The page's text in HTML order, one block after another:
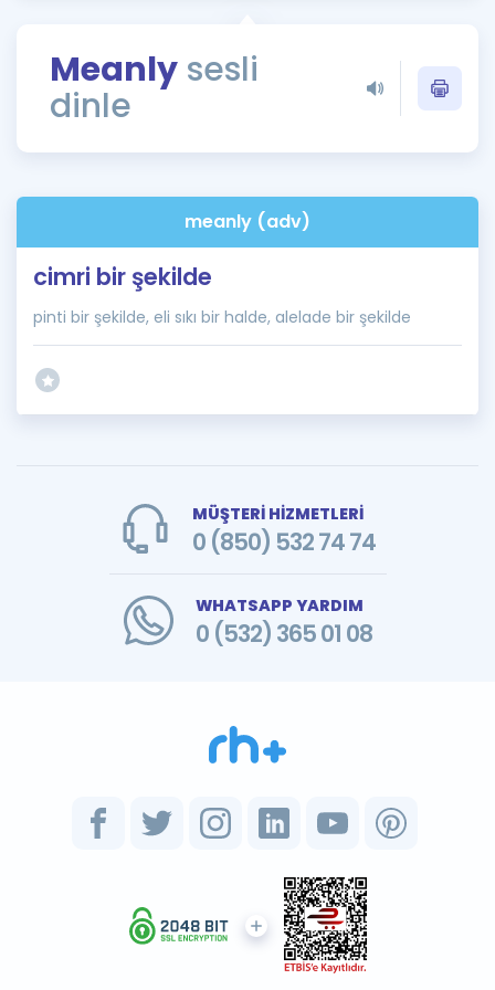
Rehberlik Aracı
ÖSYM Sınav Takvimi
İngilizce Gramer
Meanly sesli
dinle
meanly (adv)
cimri bir şekilde
pinti bir şekilde, eli sıkı bir halde, alelade bir şekilde
MÜŞTERİ HİZMETLERİ
0 (850) 532 74 74
WHATSAPP YARDIM
0 (532) 365 01 08